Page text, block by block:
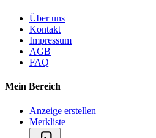
Über uns
Kontakt
Impressum
AGB
FAQ
Mein Bereich
Anzeige erstellen
Merkliste